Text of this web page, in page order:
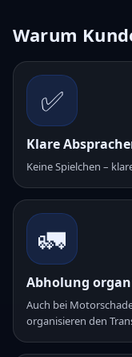
Warum
✅
Klare
Keine Spielchen –
🚛
Abholung
Auch bei
organisieren den